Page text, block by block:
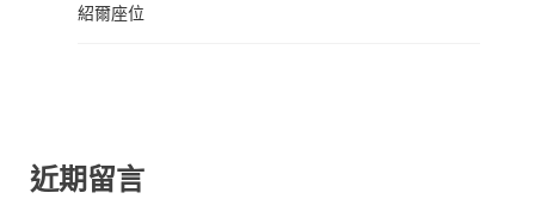
紹爾座位
近期留言